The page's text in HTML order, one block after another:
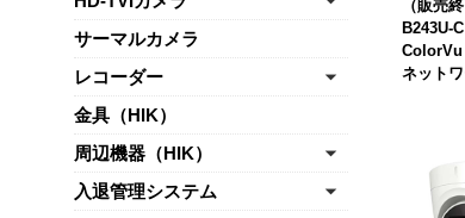
（販売
B243U-
ColorVu
ネット
サーマルカメラ
レコーダー
金具（HIK）
周辺機器（HIK）
入退管理システム